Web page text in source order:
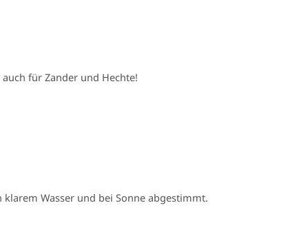
für Zander und Hechte!
Wasser und bei Sonne abgestimmt.